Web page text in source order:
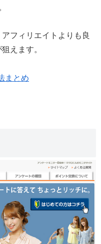
フィリエイトよりも良
えます。
まとめ